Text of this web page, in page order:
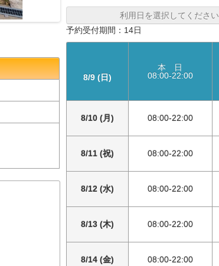
利用日を選択してください
予約受付期間：14日
8/9 (日)
本 日
08:00-22:00
8/10 (月) 08:00-22:00
8/11 (祝) 08:00-22:00
8/12 (水) 08:00-22:00
8/13 (木) 08:00-22:00
8/14 (金) 08:00-22:00